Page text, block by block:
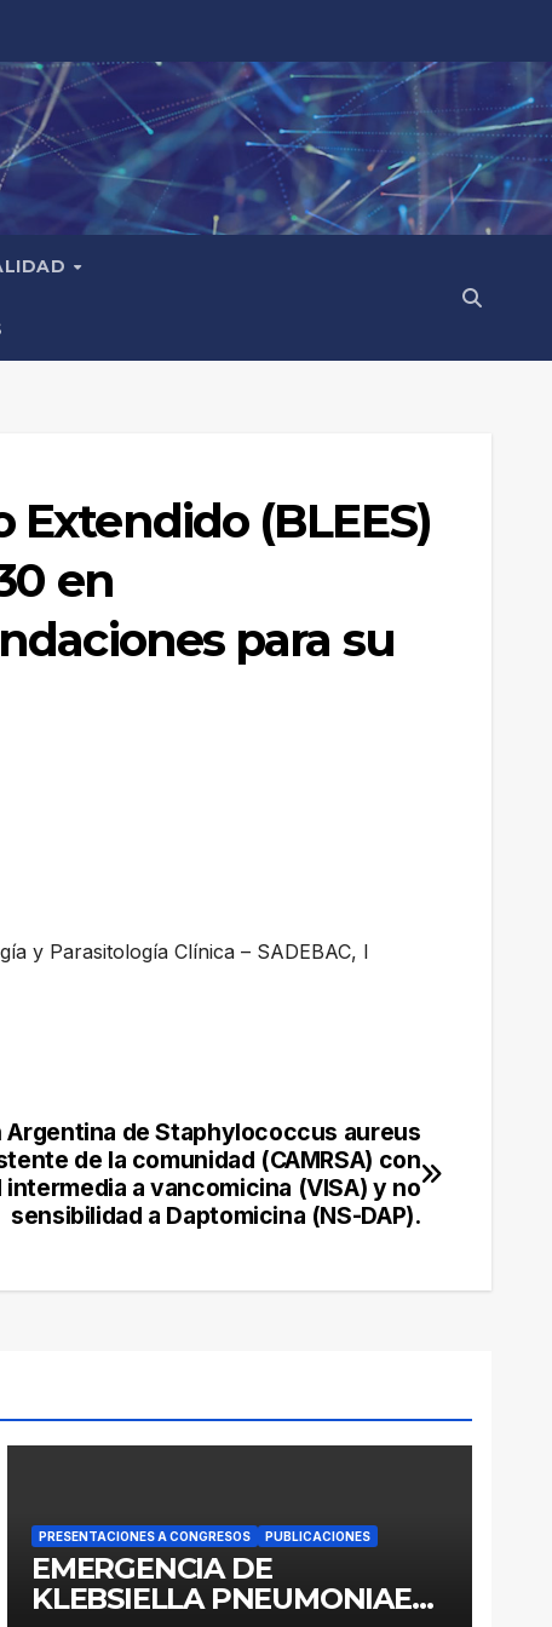
(BLEES)
en
para su
y Parasitología Clínica – SADEBAC, I
Argentina de Staphylococcus aureus
de la comunidad (CAMRSA) con
a vancomicina (VISA) y no
sensibilidad a Daptomicina (NS-DAP).
PRESENTACIONES A CONGRESOS PUBLICACIONES
EMERGENCIA DE
KLEBSIELLA PNEUMONIAE